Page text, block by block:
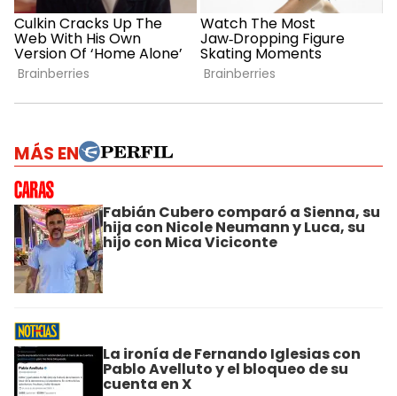
MÁS EN
Fabián Cubero comparó a Sienna, su
hija con Nicole Neumann y Luca, su
hijo con Mica Viciconte
La ironía de Fernando Iglesias con
Pablo Avelluto y el bloqueo de su
cuenta en X